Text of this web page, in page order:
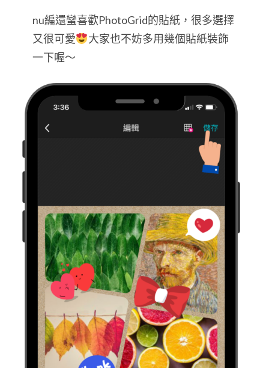
nu編還蠻喜歡PhotoGrid的貼紙，很多選擇
又很可愛
大家也不妨多用幾個貼紙裝飾
一下喔～